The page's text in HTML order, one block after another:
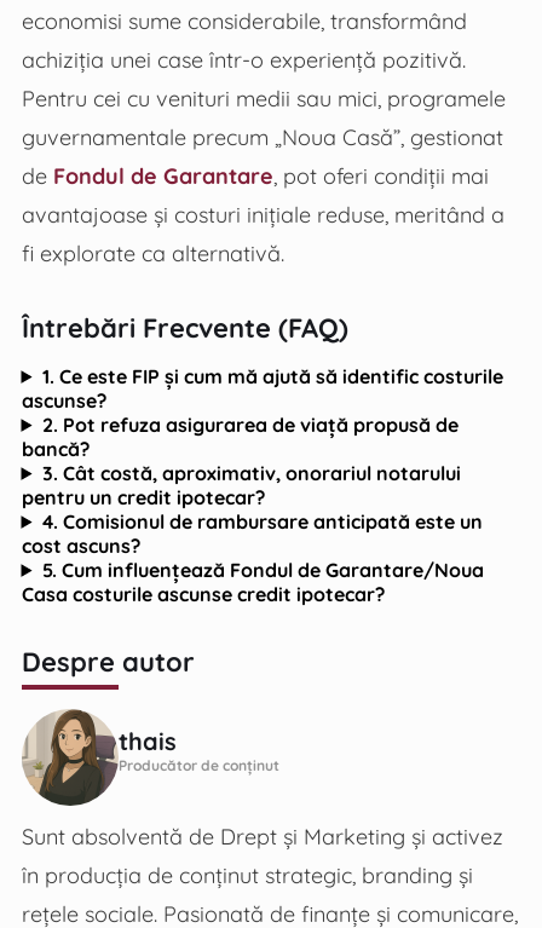
economisi sume considerabile, transformând
achiziția unei case într-o experiență pozitivă.
Pentru cei cu venituri medii sau mici, programele
guvernamentale precum „Noua Casă”, gestionat
de Fondul de Garantare , pot oferi condiții mai
avantajoase și costuri inițiale reduse, meritând a
fi explorate ca alternativă.
Întrebări Frecvente (FAQ)
1. Ce este FIP și cum mă ajută să identific costurile
ascunse?
2. Pot refuza asigurarea de viață propusă de
bancă?
3. Cât costă, aproximativ, onorariul notarului
pentru un credit ipotecar?
4. Comisionul de rambursare anticipată este un
cost ascuns?
5. Cum influențează Fondul de Garantare/Noua
Casa costurile ascunse credit ipotecar?
Despre autor
thais
Producător de conținut
Sunt absolventă de Drept și Marketing și activez
în producția de conținut strategic, branding și
rețele sociale. Pasionată de finanțe și comunicare,